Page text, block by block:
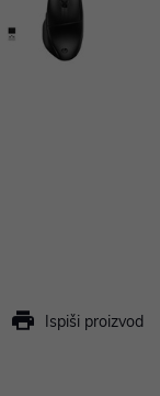
Ispiši proizvod